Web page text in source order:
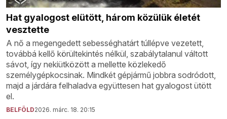
Hat gyalogost elütött, három közülük életét
vesztette
A nő a megengedett sebességhatárt túllépve vezetett,
továbbá kellő körültekintés nélkül, szabálytalanul váltott
sávot, így nekiütközött a mellette közlekedő
személygépkocsinak. Mindkét gépjármű jobbra sodródott,
majd a járdára felhaladva együttesen hat gyalogost ütött
el.
BELFÖLD2026. márc. 18. 20:15